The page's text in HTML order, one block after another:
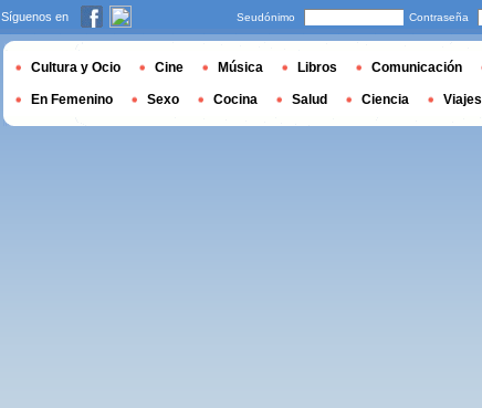
Síguenos en Seudónimo Contraseña
Cultura y Ocio Cine Música Libros Comunicación
En Femenino Sexo Cocina Salud Ciencia Viajes